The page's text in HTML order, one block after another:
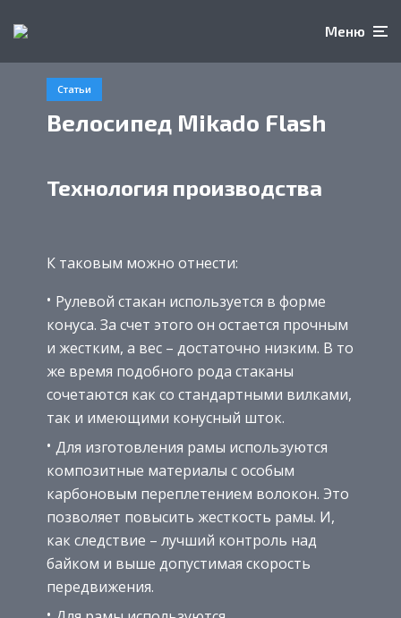
Меню
Статьи
Велосипед Mikado Flash
Технология производства
К таковым можно отнести:
Рулевой стакан используется в форме
конуса. За счет этого он остается прочным
и жестким, а вес – достаточно низким. В то
же время подобного рода стаканы
сочетаются как со стандартными вилками,
так и имеющими конусный шток.
Для изготовления рамы используются
композитные материалы с особым
карбоновым переплетением волокон. Это
позволяет повысить жесткость рамы. И,
как следствие – лучший контроль над
байком и выше допустимая скорость
передвижения.